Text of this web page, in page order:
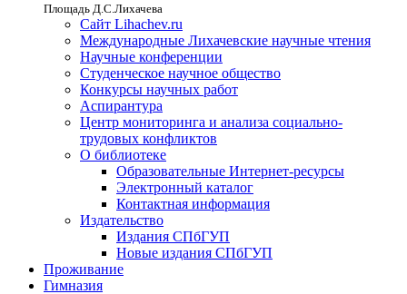
Площадь Д.С.Лихачева
Сайт Lihachev.ru
Международные Лихачевские научные чтения
Научные конференции
Студенческое научное общество
Конкурсы научных работ
Аспирантура
Центр мониторинга и анализа социально-
трудовых конфликтов
О библиотеке
Образовательные Интернет-ресурсы
Электронный каталог
Контактная информация
Издательство
Издания СПбГУП
Новые издания СПбГУП
Проживание
Гимназия